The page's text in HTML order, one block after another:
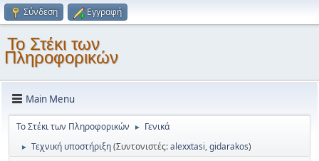
Σύνδεση Εγγραφή
Το Στέκι των
Πληροφορικών
Main Menu
Το Στέκι των Πληροφορικών ► Γενικά
► Τεχνική υποστήριξη(Συντονιστές:alexxtasi,gidarakos)